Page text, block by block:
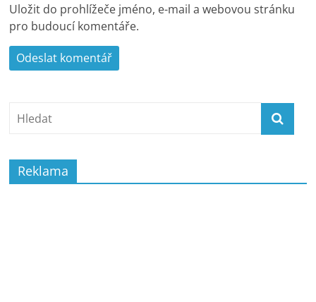
Uložit do prohlížeče jméno, e-mail a webovou stránku
pro budoucí komentáře.
Reklama